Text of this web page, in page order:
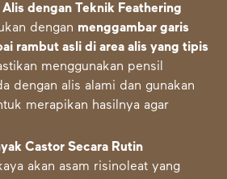
Alis dengan Teknik Feathering
dengan menggambar garis
rambut asli di area alis yang tipis
menggunakan pensil
dengan alis alami dan gunakan
merapikan hasilnya agar
Castor Secara Rutin
akan asam risinoleat yang